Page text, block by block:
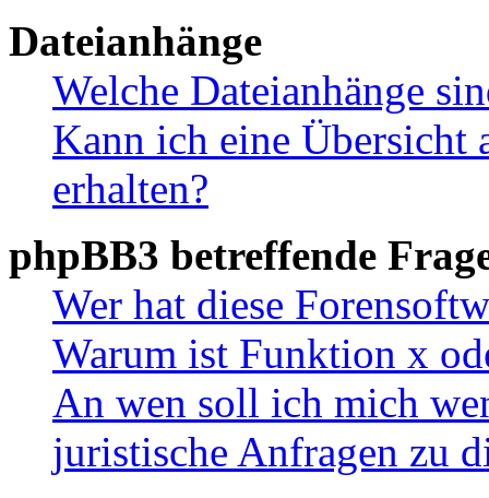
Dateianhänge
Welche Dateianhänge
Kann ich eine Übersicht
erhalten?
phpBB3 betreffende
Wer hat diese
Warum ist Funktion x
An wen soll ich mich
juristische Anfragen zu